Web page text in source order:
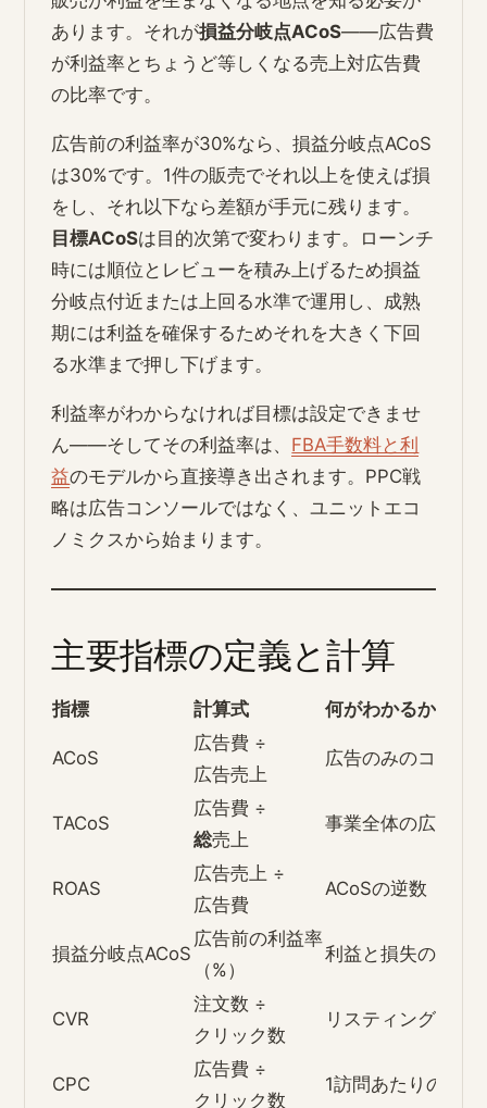
あります。それが損益分岐点ACoS――広告費
が利益率とちょうど等しくなる売上対広告費
の比率です。
広告前の利益率が30%なら、損益分岐点ACoS
は30%です。1件の販売でそれ以上を使えば損
をし、それ以下なら差額が手元に残ります。
目標ACoSは目的次第で変わります。ローンチ
時には順位とレビューを積み上げるため損益
分岐点付近または上回る水準で運用し、成熟
期には利益を確保するためそれを大きく下回
る水準まで押し下げます。
利益率がわからなければ目標は設定できませ
ん――そしてその利益率は、 FBA手数料と利
益のモデルから直接導き出されます。PPC戦
略は広告コンソールではなく、ユニットエコ
ノミクスから始まります。
主要指標の定義と計算
指標 計算式 何がわかるか
ACoS
広告費 ÷
広告売上
広告のみのコスト
TACoS
広告費 ÷
総売上
事業全体の広告依
ROAS
広告売上 ÷
広告費
ACoSの逆数
損益分岐点ACoS
広告前の利益率
（%）
利益と損失の境界
CVR
注文数 ÷
クリック数
リスティングが広
CPC
広告費 ÷
クリック数
1訪問あたりの支払